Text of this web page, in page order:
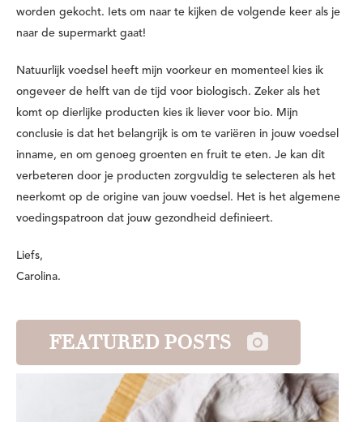
worden gekocht. Iets om naar te kijken de volgende keer als je
naar de supermarkt gaat!
Natuurlijk voedsel heeft mijn voorkeur en momenteel kies ik
ongeveer de helft van de tijd voor biologisch. Zeker als het
komt op dierlijke producten kies ik liever voor bio. Mijn
conclusie is dat het belangrijk is om te variëren in jouw voedsel
inname, en om genoeg groenten en fruit te eten. Je kan dit
verbeteren door je producten zorgvuldig te selecteren als het
neerkomt op de origine van jouw voedsel. Het is het algemene
voedingspatroon dat jouw gezondheid definieert.
Liefs,
Carolina.
FEATURED POSTS